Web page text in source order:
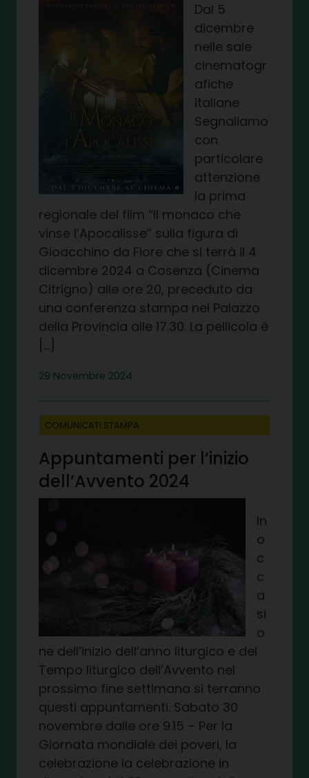
Dal 5
dicembre
nelle sale
cinematogr
afiche
italiane
Segnaliamo
con
particolare
attenzione
la prima
regionale del film “Il monaco che
vinse l’Apocalisse” sulla figura di
Gioacchino da Fiore che si terrà il 4
dicembre 2024 a Cosenza (Cinema
Citrigno) alle ore 20, preceduto da
una conferenza stampa nel Palazzo
della Provincia alle 17.30. La pellicola è
[…]
29 Novembre 2024
COMUNICATI STAMPA
Appuntamenti per l’inizio
dell’Avvento 2024
In
o
c
c
a
si
o
ne dell’inizio dell’anno liturgico e del
Tempo liturgico dell’Avvento nel
prossimo fine settimana si terranno
questi appuntamenti. Sabato 30
novembre dalle ore 9.15 – Per la
Giornata mondiale dei poveri, la
celebrazione la celebrazione in